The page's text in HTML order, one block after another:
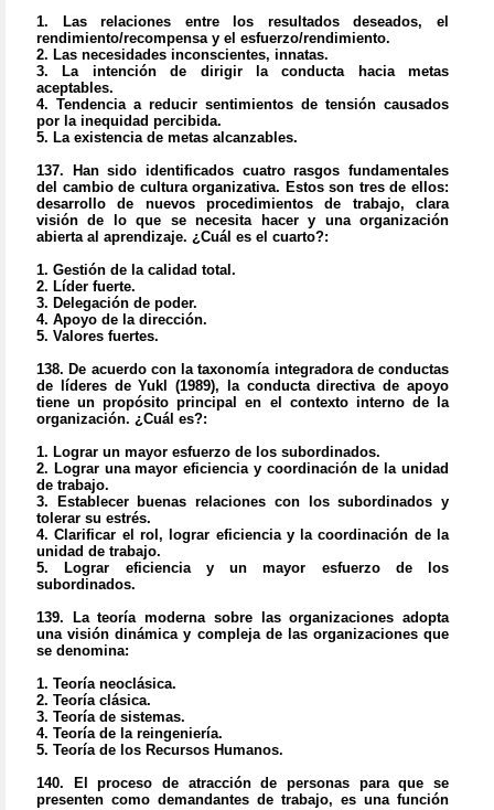
1. Las relaciones entre los resultados deseados, el
rendimiento/recompensa y el esfuerzo/rendimiento.
2. Las necesidades inconscientes, innatas.
3. La intención de dirigir la conducta hacia metas
aceptables.
4. Tendencia a reducir sentimientos de tensión causados
por la inequidad percibida.
5. La existencia de metas alcanzables.
137.
Han sido identificados cuatro rasgos fundamentales
del cambio de cultura organizativa. Estos son tres de ellos:
desarrollo de nuevos procedimientos de trabajo, clara
visión de lo que se necesita hacer y una organización
abierta al aprendizaje. ¿Cuál es el cuarto?:
1. Gestión de la calidad total.
2. Líder fuerte.
3. Delegación de poder.
4. Apoyo de la dirección.
5. Valores fuertes.
138. De acuerdo con la taxonomía integradora de conductas
de líderes de Yukl (1989), la conducta directiva de apoyo
tiene un propósito principal en el contexto interno de la
organización. ¿Cuál es?:
1. Lograr un mayor esfuerzo de los subordinados.
2. Lograr una mayor eficiencia y coordinación de la unidad
de trabajo.
3. Establecer buenas relaciones con los subordinados y
tolerar su estrés.
4. Clarificar el rol, lograr eficiencia y la coordinación de la
unidad de trabajo.
5. Lograr eficiencia y un mayor esfuerzo de los
subordinados.
139.
La teoría moderna sobre las organizaciones adopta
una visión dinámica y compleja de las organizaciones que
se denomina:
1. Teoría neoclásica.
2. Teoría clásica.
3. Teoría de sistemas.
4. Teoría de la reingeniería.
5. Teoría de los Recursos Humanos.
140.
El proceso de atracción de personas para que se
presenten como demandantes de trabajo, es una función